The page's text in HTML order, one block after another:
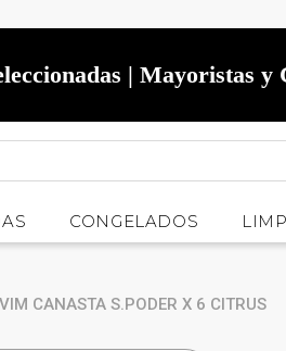
| Mayoristas
CONGELADOS
VIM CANASTA S.PODER X 6 CITRUS